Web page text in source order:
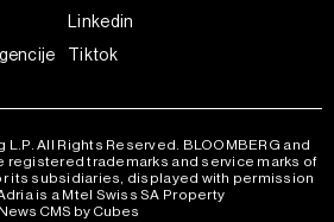
Linkedin
Tiktok
All Rights Reserved. BLOOMBERG and
registered trademarks and service marks of
its subsidiaries, displayed with permission
is a Mtel Swiss SA Property
News CMS by Cubes